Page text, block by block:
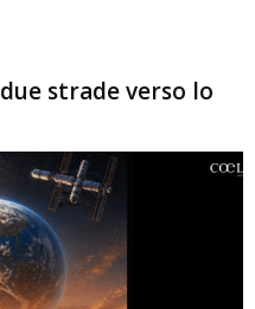
strade verso lo